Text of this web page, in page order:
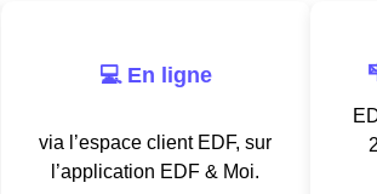
💻 En ligne
via l’espace client EDF, sur
l’application EDF & Moi.